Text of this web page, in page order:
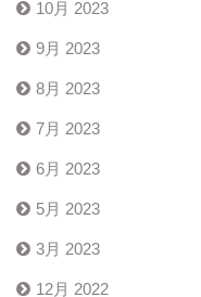
10月 2023
9月 2023
8月 2023
7月 2023
6月 2023
5月 2023
3月 2023
12月 2022